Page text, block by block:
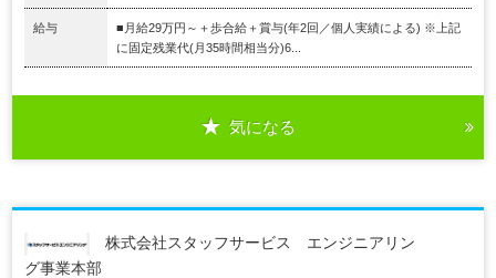
給与
■月給29万円～＋歩合給＋賞与(年2回／個人実績による) ※上記
に固定残業代(月35時間相当分)6...
気になる
株式会社スタッフサービス エンジニアリン
グ事業本部